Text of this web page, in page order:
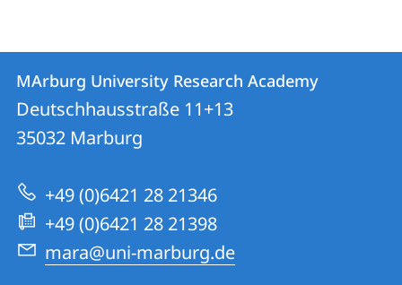
Kontakt
und
Informationen
zur
Website
Kontaktinformationen
MArburg
University
Research
Academy
MArburg University Research Academy
Deutschhausstraße 11+13
35032 Marburg
+49 (0)6421 28 21346
+49 (0)6421 28 21398
mara@uni-marburg.de